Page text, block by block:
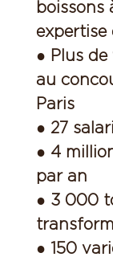
boissons
expertise
● Plus
au
Paris
● 27
● 4
par an
● 3 000
● 150